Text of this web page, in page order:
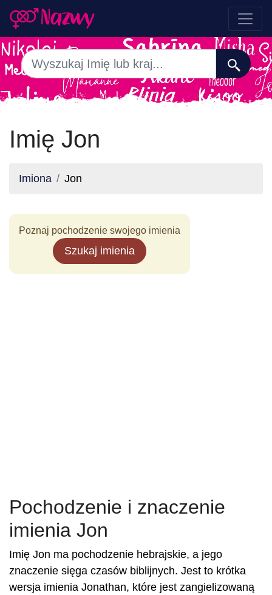
Imię Jon
Imiona Jon
Poznaj pochodzenie swojego imienia
Szukaj imienia
Pochodzenie i znaczenie
imienia Jon
Imię Jon ma pochodzenie hebrajskie, a jego
znaczenie sięga czasów biblijnych. Jest to krótka
wersja imienia Jonathan, które jest zangielizowaną